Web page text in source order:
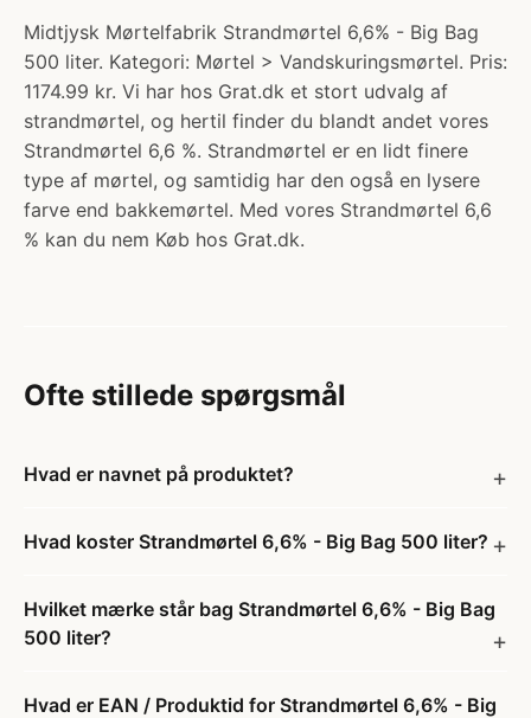
Midtjysk Mørtelfabrik Strandmørtel 6,6% - Big Bag
500 liter. Kategori: Mørtel > Vandskuringsmørtel. Pris:
1174.99 kr. Vi har hos Grat.dk et stort udvalg af
strandmørtel, og hertil finder du blandt andet vores
Strandmørtel 6,6 %. Strandmørtel er en lidt finere
type af mørtel, og samtidig har den også en lysere
farve end bakkemørtel. Med vores Strandmørtel 6,6
% kan du nem Køb hos Grat.dk.
Ofte stillede spørgsmål
Hvad er navnet på produktet?
Hvad koster Strandmørtel 6,6% - Big Bag 500 liter?
Hvilket mærke står bag Strandmørtel 6,6% - Big Bag
500 liter?
Hvad er EAN / Produktid for Strandmørtel 6,6% - Big